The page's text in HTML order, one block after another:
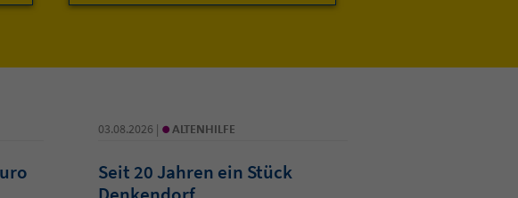
03.08.2026 | • ALTENHILFE
Seit 20 Jahren ein Stück